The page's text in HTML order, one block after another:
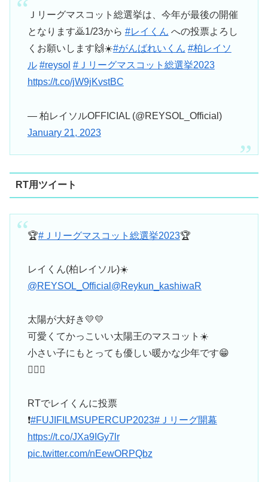
Ｊリーグマスコット総選挙は、今年が最後の開催
となります🙇1/23から #レイくん への投票よろし
くお願いします🙌☀️#がんばれいくん #柏レイソ
ル #reysol #Ｊリーグマスコット総選挙2023
https://t.co/jW9jKvstBC
— 柏レイソルOFFICIAL (@REYSOL_Official)
January 21, 2023
RT用ツイート
🏆#Ｊリーグマスコット総選挙2023🏆
レイくん(柏レイソル)☀️
@REYSOL_Official @Reykun_kashiwaR
太陽が大好き💛💛
可愛くてかっこいい太陽王のマスコット☀️
小さい子にもとっても優しい暖かな少年です😁
👍🏻💕
RTでレイくんに投票
❗#FUJIFILMSUPERCUP2023#Ｊリーグ開幕
https://t.co/JXa9IGy7lr
pic.twitter.com/nEewORPQbz